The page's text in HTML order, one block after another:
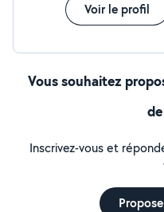
Voir le profil
Vous souhaitez
Inscrivez-vous et